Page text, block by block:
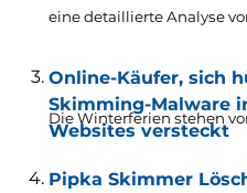
eine detaillierte Analyse
Online-Käufer, sich
Skimming-Malware
Websites versteckt
Die Winterferien stehen
Pipka Skimmer